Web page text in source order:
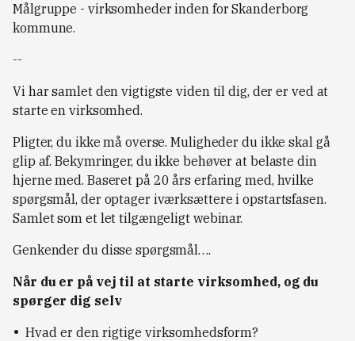
Målgruppe - virksomheder inden for Skanderborg
kommune.
--
Vi har samlet den vigtigste viden til dig, der er ved at
starte en virksomhed.
Pligter, du ikke må overse. Muligheder du ikke skal gå
glip af. Bekymringer, du ikke behøver at belaste din
hjerne med. Baseret på 20 års erfaring med, hvilke
spørgsmål, der optager iværksættere i opstartsfasen.
Samlet som et let tilgængeligt webinar.
Genkender du disse spørgsmål….
Når du er på vej til at starte virksomhed, og du
spørger dig selv
Hvad er den rigtige virksomhedsform?